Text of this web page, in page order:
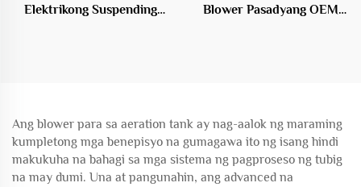
Elektrikong Suspending
Blower Pasadyang OEM
Ang blower para sa aeration tank ay nag-aalok ng maraming
kumpletong mga benepisyo na gumagawa ito ng isang hindi
makukuha na bahagi sa mga sistema ng pagproseso ng tubig
na may dumi. Una at pangunahin, ang advanced na